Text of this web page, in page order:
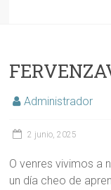
Administrador
2 junio, 2025
O venres vivimos a
un día cheo de